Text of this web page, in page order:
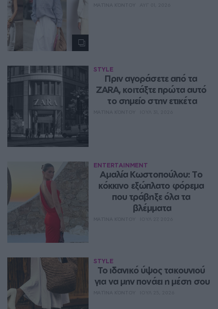
STYLE
Πριν αγοράσετε από τα
ZARA, κοιτάξτε πρώτα αυτό
το σημείο στην ετικέτα
ENTERTAINMENT
Αμαλία Κωστοπούλου: Το
κόκκινο εξώπλατο φόρεμα
που τράβηξε όλα τα
βλέμματα
STYLE
Το ιδανικό ύψος τακουνιού
για να μην πονάει η μέση σου